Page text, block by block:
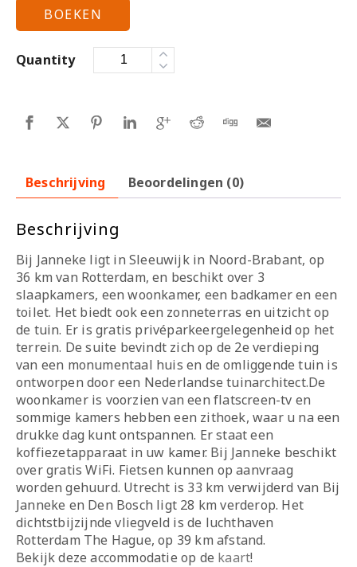
BOEKEN
Quantity
Beschrijving Beoordelingen (0)
Beschrijving
Bij Janneke ligt in Sleeuwijk in Noord-Brabant, op
36 km van Rotterdam, en beschikt over 3
slaapkamers, een woonkamer, een badkamer en een
toilet. Het biedt ook een zonneterras en uitzicht op
de tuin. Er is gratis privéparkeergelegenheid op het
terrein. De suite bevindt zich op de 2e verdieping
van een monumentaal huis en de omliggende tuin is
ontworpen door een Nederlandse tuinarchitect.De
woonkamer is voorzien van een flatscreen-tv en
sommige kamers hebben een zithoek, waar u na een
drukke dag kunt ontspannen. Er staat een
koffiezetapparaat in uw kamer. Bij Janneke beschikt
over gratis WiFi. Fietsen kunnen op aanvraag
worden gehuurd. Utrecht is 33 km verwijderd van Bij
Janneke en Den Bosch ligt 28 km verderop. Het
dichtstbijzijnde vliegveld is de luchthaven
Rotterdam The Hague, op 39 km afstand.
Bekijk deze accommodatie op de kaart!